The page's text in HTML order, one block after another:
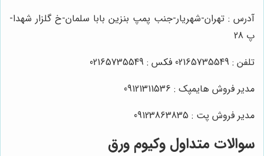
آدرس : تهران-شهریار-جنب پمپ بنزین بابا سلمان-خ گلزار شهدا-
پ 28
تلفن : 02165735549 فکس : 02165735549
مدیر فروش هایمپک : 09121311536
مدیر فروش پت : 09123863835
سوالات متداول وکیوم ورق